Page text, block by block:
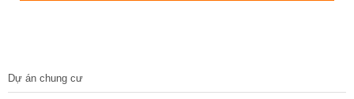
Dự án chung cư